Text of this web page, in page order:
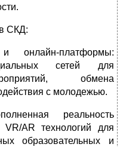
СКД:
онлайн-платформы:
сетей для
обмена
с молодежью.
реальность
AR технологий для
образовательных и